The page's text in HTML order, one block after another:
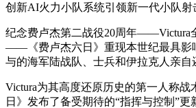
创新AI火力小队系统引领新一代小队射
纪念费卢杰第二战役20周年——Victura
——《费卢杰六日》重现本世纪最具影
与的海军陆战队、士兵和伊拉克人亲自
Victura为其高度还原历史的第一人称战
日》发布了备受期待的“指挥与控制”更